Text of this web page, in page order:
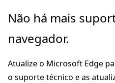
Pular
o
principal
Não há mais
navegador.
Atualize o Microsoft Edge
o suporte técnico e as